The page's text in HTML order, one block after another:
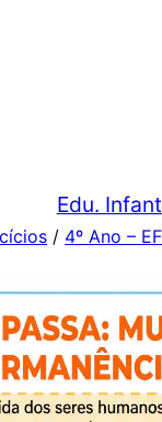
Edu.
/ 4º Ano – EF